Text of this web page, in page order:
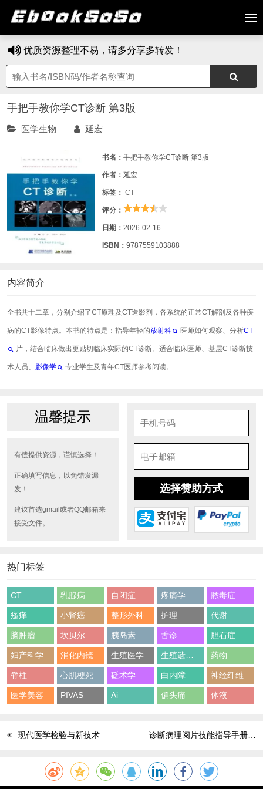
优质资源整理不易，请多分享多转发！
手把手教你学CT诊断 第3版
医学生物 延宏
书名： 手把手教你学CT诊断 第3版
作者： 延宏
标签： CT
评分：
日期： 2026-02-16
ISBN： 9787559103888
内容简介
全书共十二章，分别介绍了CT原理及CT造影剂，各系统的正常CT解剖及各种疾
病的CT影像特点。本书的特点是：指导年轻的放射科 医师如何观察、分析CT
片，结合临床做出更贴切临床实际的CT诊断。适合临床医师、基层CT诊断技
术人员、 影像学 专业学生及青年CT医师参考阅读。
温馨提示
有偿提供资源，谨慎选择！
正确填写信息，以免错发漏
发！
建议首选gmail或者QQ邮箱来
接受文件。
选择赞助方式
热门标签
CT 乳腺病 自闭症 疼痛学 脓毒症
瘙痒 小肾癌 整形外科 护理 代谢
脑肿瘤 坎贝尔 胰岛素 舌诊 胆石症
妇产科学 消化内镜 生殖医学 生殖遗传学 药物
脊柱 心肌梗死 砭术学 白内障 神经纤维
医学美容 PIVAS Ai 偏头痛 体液
现代医学检验与新技术